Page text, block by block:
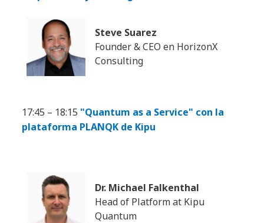
Steve Suarez
Founder & CEO en HorizonX
Consulting
17:45 – 18:15 "Quantum as a Service" con la
plataforma PLANQK de Kipu
Dr. Michael Falkenthal
Head of Platform at Kipu
Quantum